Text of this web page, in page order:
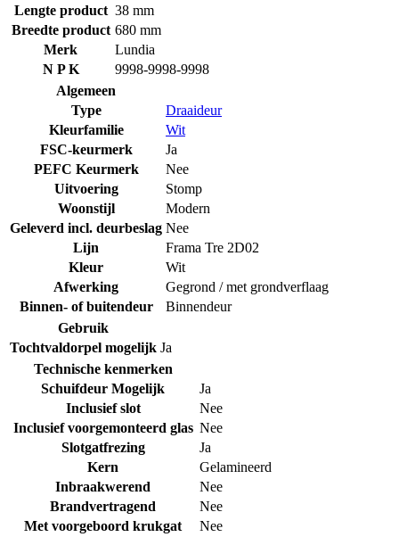
Lengte product 38 mm
Breedte product 680 mm
Merk
Lundia
N P K
9998-9998-9998
Algemeen
Type
Draaideur
Kleurfamilie
Wit
FSC-keurmerk
Ja
PEFC Keurmerk
Nee
Uitvoering
Stomp
Woonstijl
Modern
Geleverd incl. deurbeslag Nee
Lijn
Frama Tre 2D02
Kleur
Wit
Afwerking
Gegrond / met grondverflaag
Binnen- of buitendeur
Binnendeur
Gebruik
Tochtvaldorpel mogelijk Ja
Technische kenmerken
Schuifdeur Mogelijk
Ja
Inclusief slot
Nee
Inclusief voorgemonteerd glas Nee
Slotgatfrezing
Ja
Kern
Gelamineerd
Inbraakwerend
Nee
Brandvertragend
Nee
Met voorgeboord krukgat
Nee